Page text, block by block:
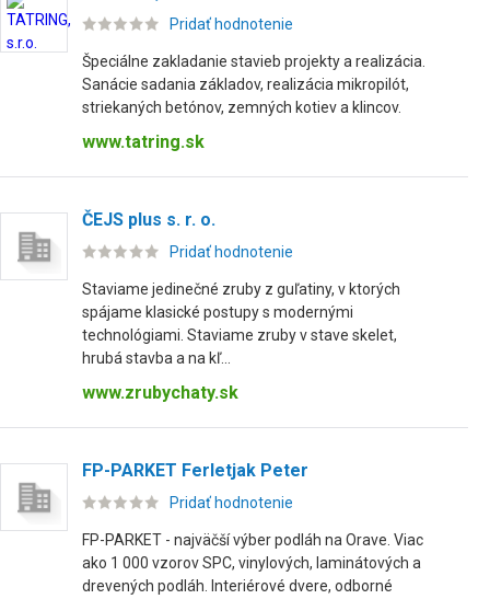
Pridať hodnotenie
Špeciálne zakladanie stavieb projekty a realizácia.
Sanácie sadania základov, realizácia mikropilót,
striekaných betónov, zemných kotiev a klincov.
www.tatring.sk
ČEJS plus s. r. o.
Pridať hodnotenie
Staviame jedinečné zruby z guľatiny, v ktorých
spájame klasické postupy s modernými
technológiami. Staviame zruby v stave skelet,
hrubá stavba a na kľ...
www.zrubychaty.sk
FP-PARKET Ferletjak Peter
Pridať hodnotenie
FP-PARKET - najväčší výber podláh na Orave. Viac
ako 1 000 vzorov SPC, vinylových, laminátových a
drevených podláh. Interiérové dvere, odborné